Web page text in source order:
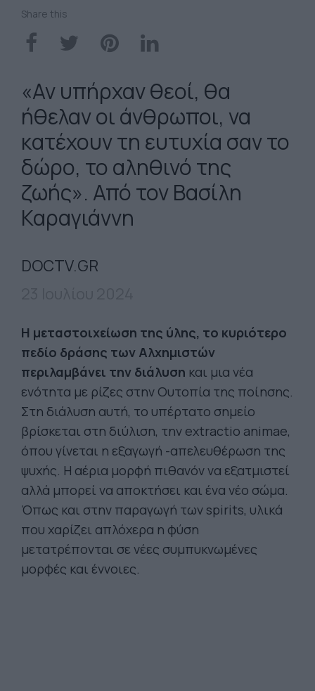
Share this
«Αν υπήρχαν θεοί, θα
ήθελαν οι άνθρωποι, να
κατέχουν τη ευτυχία σαν το
δώρο, το αληθινό της
ζωής». Από τον Βασίλη
Καραγιάννη
DOCTV.GR
Η μεταστοιχείωση της ύλης, το κυριότερο
πεδίο δράσης των Αλχημιστών
περιλαμβάνει την διάλυση και μια νέα
ενότητα με ρίζες στην Ουτοπία της ποίησης.
Στη διάλυση αυτή, το υπέρτατο σημείο
βρίσκεται στη διύλιση, την extractio animae,
όπου γίνεται η εξαγωγή -απελευθέρωση της
ψυχής. Η αέρια μορφή πιθανόν να εξατμιστεί
αλλά μπορεί να αποκτήσει και ένα νέο σώμα.
Όπως και στην παραγωγή των spirits, υλικά
που χαρίζει απλόχερα η φύση
μετατρέπονται σε νέες συμπυκνωμένες
μορφές και έννοιες.